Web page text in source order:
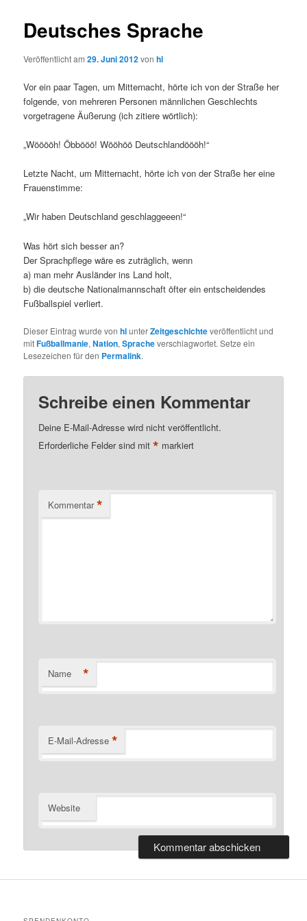
Deutsches Sprache
Veröffentlicht am29. Juni 2012vonhl
Vor ein paar Tagen, um Mitternacht, hörte ich von der Straße her
folgende, von mehreren Personen männlichen Geschlechts
vorgetragene Äußerung (ich zitiere wörtlich):
„Wööööh! Öbbööö! Wööhöö Deutschlandöööh!“
Letzte Nacht, um Mitternacht, hörte ich von der Straße her eine
Frauenstimme:
„Wir haben Deutschland geschlaggeeen!“
Was hört sich besser an?
Der Sprachpflege wäre es zuträglich, wenn
a) man mehr Ausländer ins Land holt,
b) die deutsche Nationalmannschaft öfter ein entscheidendes
Fußballspiel verliert.
Dieser Eintrag wurde vonhlunterZeitgeschichteveröffentlicht und
mitFußballmanie,Nation,Spracheverschlagwortet. Setze ein
Lesezeichen für den Permalink.
Schreibe einen Kommentar
Deine E-Mail-Adresse wird nicht veröffentlicht.
Erforderliche Felder sind mit* markiert
Kommentar *
Name *
E-Mail-Adresse *
Website